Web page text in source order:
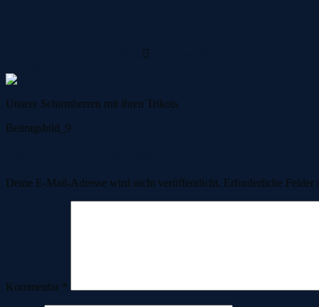
Unsere Schirmherren mit ihren Trikots
Beitragsbild_9
Deine E-Mail-Adresse wird nicht veröffentlicht. Erforderliche Felder
Kommentar *